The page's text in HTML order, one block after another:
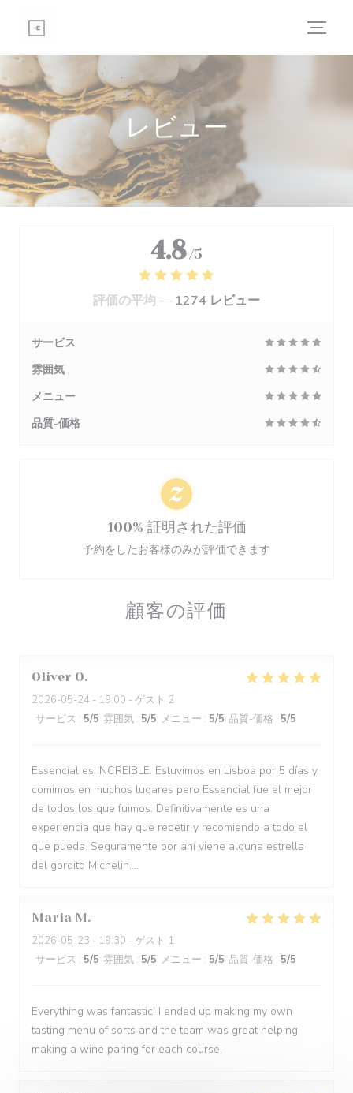
レビュー
顧客の評価
Oliver O
2026-05-24 - 19:00 - ゲスト 2
サービス : 5/5 雰囲気 : 5/5 メニュー : 5/5 品質-価格 : 5/5
Essencial es INCREIBLE. Estuvimos en Lisboa por 5 días y
comimos en muchos lugares pero Essencial fue el mejor
de todos los que fuimos. Definitivamente es una
experiencia que hay que repetir y recomiendo a todo el
que pueda. Seguramente por ahí viene alguna estrella
del gordito Michelin....
Maria M
2026-05-23 - 19:30 - ゲスト 1
サービス : 5/5 雰囲気 : 5/5 メニュー : 5/5 品質-価格 : 5/5
Everything was fantastic! I ended up making my own
tasting menu of sorts and the team was great helping
making a wine paring for each course.
4.8 /5
評価の平均 — 1274 レビュー
サービス
雰囲気
メニュー
品質-価格
100% 証明された評価
予約をしたお客様のみが評価できます